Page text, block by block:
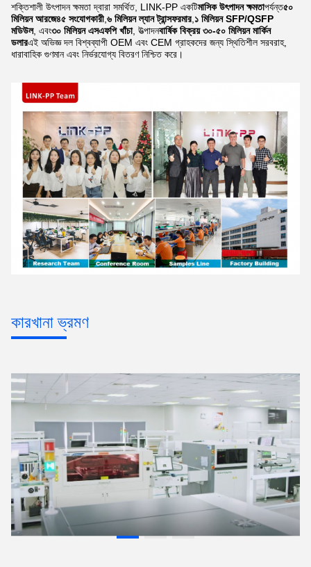
শক্তিশালী উৎপাদন ক্ষমতা দ্বারা সমর্থিত, LINK-PP একটিমাসিক উৎপাদন ক্ষমতাপর্যন্ত৫০
মিলিয়ন আরজে৪৫ সংযোগকারী ৬ মিলিয়ন ল্যান ট্রান্সফরমার, ১ মিলিয়ন SFP/QSFP
মডিউল, এবং৩০ মিলিয়ন এসএফপি খাঁচা, উত্পাদনবার্ষিক বিক্রয় ৩০-৫০ মিলিয়ন মার্কিন
ডলারএই অভিজ্ঞ দল বিশ্বব্যাপী OEM এবং CEM গ্রাহকদের জন্য স্থিতিশীল সরবরাহ,
ধারাবাহিক গুণমান এবং নির্ভরযোগ্য বিতরণ নিশ্চিত করে।
কারখানা ভ্রমণ